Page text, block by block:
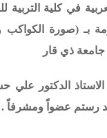
في كلية التربية
بـ (صورة
ذي قار
الدكتور
رستم عضواً ومشرفاً .